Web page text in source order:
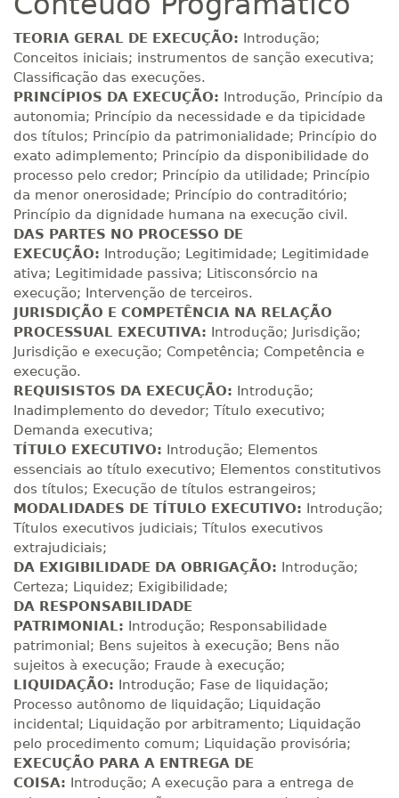
180 H 23dias 90dias
200 H 25 dias 90dias
R$ 991,36
Matricular
220 H 28dias 90dias
R$ 1.090,51
Matricular
240 H 30dias 90dias
R$ 1.189,66
260 H 33dias 90 dias
R$ 1.288,78
280 H 35dias 120dias
R$ 1.387,93
300 H 38dias
R$ 1.487,06
320 H 40dias 120dias
R$ 1.586,20
Matricular
340 H 43dias 120dias
Matricular
360 H 45dias 120 dias
R$ 1.784,48
Matricular
380 H 48dias 150dias
R$ 1.883,61
Matricular
400 H 50 dias dias
Matricular
TEORIA GERAL DE EXECUÇÃO: Introdução;
Conceitos iniciais; instrumentos de sanção executiva;
Classificação das execuções.
PRINCÍPIOS DA EXECUÇÃO: Introdução, Princípio da
autonomia; Princípio da necessidade e da tipicidade
dos títulos; Princípio da patrimonialidade; Princípio do
exato adimplemento; Princípio da disponibilidade do
processo pelo credor; Princípio da utilidade; Princípio
da menor onerosidade; Princípio do contraditório;
Princípio da dignidade humana na execução civil.
DAS PARTES NO PROCESSO DE
EXECUÇÃO: Introdução; Legitimidade; Legitimidade
ativa; Legitimidade passiva; Litisconsórcio na
execução; Intervenção de terceiros.
JURISDIÇÃO E COMPETÊNCIA NA RELAÇÃO
PROCESSUAL EXECUTIVA: Introdução; Jurisdição;
Jurisdição e execução; Competência; Competência e
execução.
REQUISISTOS DA EXECUÇÃO: Introdução;
Inadimplemento do devedor; Título executivo;
Demanda executiva;
TÍTULO EXECUTIVO: Introdução; Elementos
essenciais ao título executivo; Elementos constitutivos
dos títulos; Execução de títulos estrangeiros;
MODALIDADES DE TÍTULO EXECUTIVO: Introdução;
Títulos executivos judiciais; Títulos executivos
extrajudiciais;
DA EXIGIBILIDADE DA OBRIGAÇÃO: Introdução;
Certeza; Liquidez; Exigibilidade;
DA RESPONSABILIDADE
PATRIMONIAL: Introdução; Responsabilidade
patrimonial; Bens sujeitos à execução; Bens não
sujeitos à execução; Fraude à execução;
LIQUIDAÇÃO: Introdução; Fase de liquidação;
Processo autônomo de liquidação; Liquidação
incidental; Liquidação por arbitramento; Liquidação
pelo procedimento comum; Liquidação provisória;
EXECUÇÃO PARA A ENTREGA DE
COISA: Introdução; A execução para a entrega de